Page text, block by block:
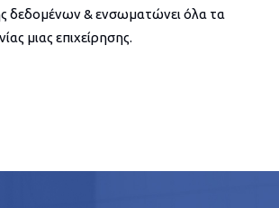
δεδομένων & ενσωματώνει όλα τα
μιας επιχείρησης.